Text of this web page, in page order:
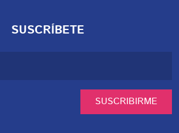
SUSCRÍBETE
SUSCRIBIRME